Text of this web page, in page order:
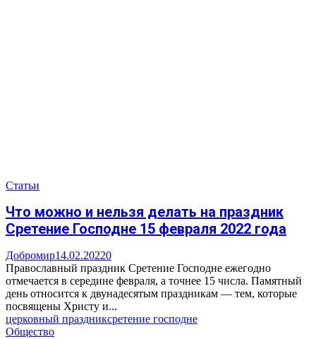
Статьи
Что можно и нельзя делать на праздник
Сретение Господне 15 февраля 2022 года
Добромир14.02.20220
Православный праздник Сретение Господне ежегодно
отмечается в середине февраля, а точнее 15 числа. Памятный
день относится к двунадесятым праздникам — тем, которые
посвящены Христу и...
церковный праздниксретение господне
Общество